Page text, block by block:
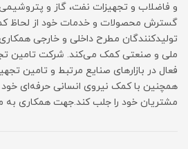
و فاضلاب و تجهیزات نفت، گاز و
گسترش محصولات و خدمات خود از لحاظ
تولیدکنندگان مطرح داخلی و خارجی
ملی و صنعتی کمک می‌کند. شرکت تامین
فعال در بازارهای صنایع مرتبط و تامین
همچنین با کمک نیروی انسانی حرفه‌ای
مشتریان خود را جلب کند.جهت همکاری به